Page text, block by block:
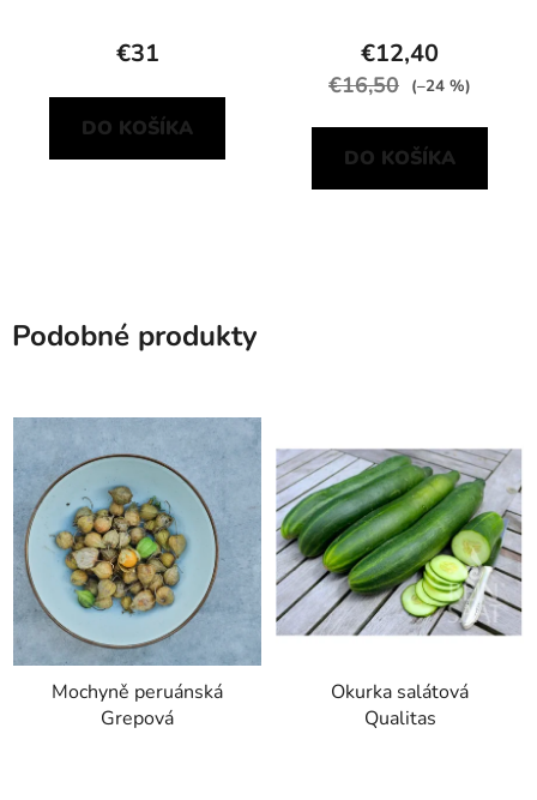
€31
DO KOŠÍKA
€12,40
€16,50 (–24 %)
DO KOŠÍKA
Podobné produkty
Mochyně peruánská
Grepová
Okurka salátová
Qualitas